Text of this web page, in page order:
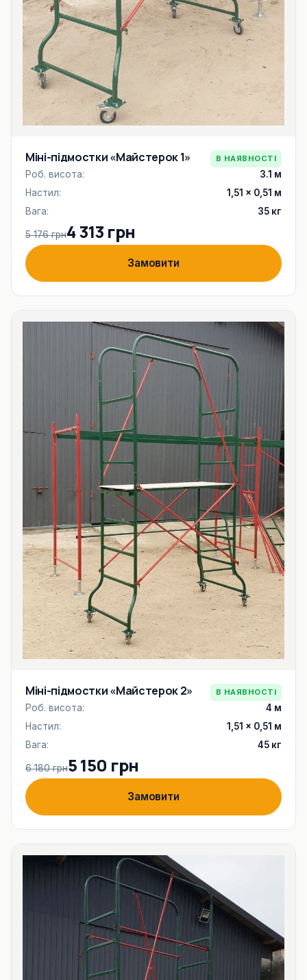
Міні-підмостки «Майстерок 1» В НАЯВНОСТІ
Роб. висота:
3.1 м
Настил:
1,51 × 0,51 м
Вага:
35 кг
5 176 грн4 313 грн
Замовити
Міні-підмостки «Майстерок 2» В НАЯВНОСТІ
Роб. висота:
4 м
Настил:
1,51 × 0,51 м
Вага:
45 кг
6 180 грн5 150 грн
Замовити